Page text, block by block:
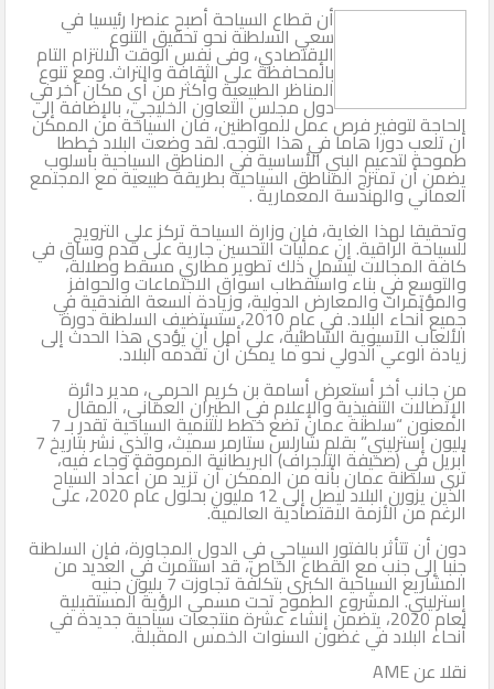
أن قطاع السياحة أصبح عنصرا رئيسيا في
سعي السلطنة نحو تحقيق التنوع
الإقتصادي، وفى نفس الوقت الالتزام التام
بالمحافظة على الثقافة والتراث. ومع تنوع
المناظر الطبيعية وأكثر من أي مكان آخر في
دول مجلس التعاون الخليجي، بالإضافة إلى
الحاجة لتوفير فرص عمل للمواطنين، فان السياحة من الممكن
أن تلعب دورا هاما في هذا التوجه. لقد وضعت البلاد خططا
طموحة لتدعيم البني الأساسية في المناطق السياحية بأسلوب
يضمن أن تمتزج المناطق السياحية بطريقة طبيعية مع المجتمع
العماني والهندسة المعمارية .
وتحقيقا لهذا الغاية، فإن وزارة السياحة تركز على الترويج
للسياحة الراقية. إن عمليات التحسين جارية على قدم وساق في
كافة المجالات ليشمل ذلك تطوير مطاري مسقط وصلالة،
والتوسع في بناء واستقطاب اسواق الاجتماعات والحوافز
والمؤتمرات والمعارض الدولية، وزيادة السعة الفندقية في
جميع أنحاء البلاد. في عام 2010، ستستضيف السلطنة دورة
الألعاب الآسيوية الشاطئية، على أمل أن يؤدى هذا الحدث إلى
زيادة الوعي الدولي نحو ما يمكن أن تقدمه البلاد.
من جانب أخر أستعرض أسامة بن كريم الحرمي، مدير دائرة
الإتصالات التنفيذية والإعلام في الطيران العماني، المقال
المعنون “سلطنة عمان تضع خطط للتنمية السياحية تقدر بـ 7
بليون إسترليني” بقلم شارلس ستارمر سميث، والذي نشر بتاريخ 7
أبريل في (صحيفة التلجراف) البريطانية المرموقة وجاء فيه،
ترى سلطنة عمان بأنه من الممكن أن تزيد من أعداد السياح
الذين يزورن البلاد ليصل إلى 12 مليون بحلول عام 2020، على
الرغم من الأزمة الاقتصادية العالمية.
دون أن تتأثر بالفتور السياحي في الدول المجاورة، فإن السلطنة
جنبا إلى جنب مع القطاع الخاص، قد استثمرت في العديد من
المشاريع السياحية الكبرى بتكلفة تجاوزت 7 بليون جنيه
إسترليني. المشروع الطموح تحت مسمى الرؤية المستقبلية
لعام 2020، يتضمن إنشاء عشرة منتجعات سياحية جديدة في
أنحاء البلاد في غضون السنوات الخمس المقبلة.
نقلا عن AME